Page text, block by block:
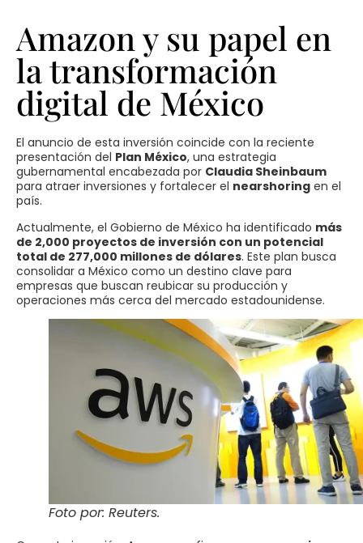
Amazon y su papel en
la transformación
digital de México
El anuncio de esta inversión coincide con la reciente
presentación del Plan México, una estrategia
gubernamental encabezada por Claudia Sheinbaum
para atraer inversiones y fortalecer el nearshoring en el
país.
Actualmente, el Gobierno de México ha identificado más
de 2,000 proyectos de inversión con un potencial
total de 277,000 millones de dólares. Este plan busca
consolidar a México como un destino clave para
empresas que buscan reubicar su producción y
operaciones más cerca del mercado estadounidense.
Foto por: Reuters.